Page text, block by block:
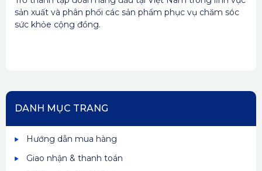
sản xuất và phân phối các sản phẩm phục vụ chăm sóc
sức khỏe cộng đồng.
DANH MỤC TRANG
Hướng dẫn mua hàng
Giao nhận & thanh toán